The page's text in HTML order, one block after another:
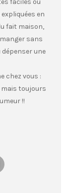
faciles ou
en
fait maison,
sans
une
chez vous :
mais toujours
!!